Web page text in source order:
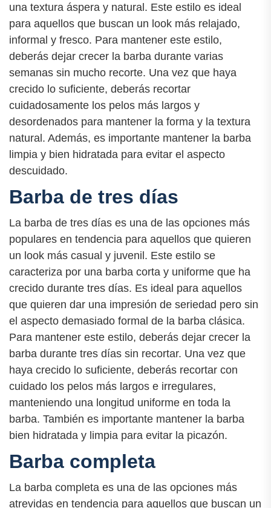
una textura áspera y natural. Este estilo es ideal
para aquellos que buscan un look más relajado,
informal y fresco. Para mantener este estilo,
deberás dejar crecer la barba durante varias
semanas sin mucho recorte. Una vez que haya
crecido lo suficiente, deberás recortar
cuidadosamente los pelos más largos y
desordenados para mantener la forma y la textura
natural. Además, es importante mantener la barba
limpia y bien hidratada para evitar el aspecto
descuidado.
Barba de tres días
La barba de tres días es una de las opciones más
populares en tendencia para aquellos que quieren
un look más casual y juvenil. Este estilo se
caracteriza por una barba corta y uniforme que ha
crecido durante tres días. Es ideal para aquellos
que quieren dar una impresión de seriedad pero sin
el aspecto demasiado formal de la barba clásica.
Para mantener este estilo, deberás dejar crecer la
barba durante tres días sin recortar. Una vez que
haya crecido lo suficiente, deberás recortar con
cuidado los pelos más largos e irregulares,
manteniendo una longitud uniforme en toda la
barba. También es importante mantener la barba
bien hidratada y limpia para evitar la picazón.
Barba completa
La barba completa es una de las opciones más
atrevidas en tendencia para aquellos que buscan un